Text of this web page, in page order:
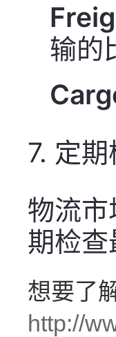
输的
7. 定
物流
期检
想要了
http://